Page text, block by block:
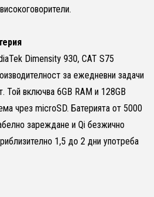
Dimensity 930, CAT S75
за ежедневни задачи
Той включва 6GB RAM и 128GB
чрез microSD. Батерията от 5000
зареждане и Qi безжично
1,5 до 2 дни употреба